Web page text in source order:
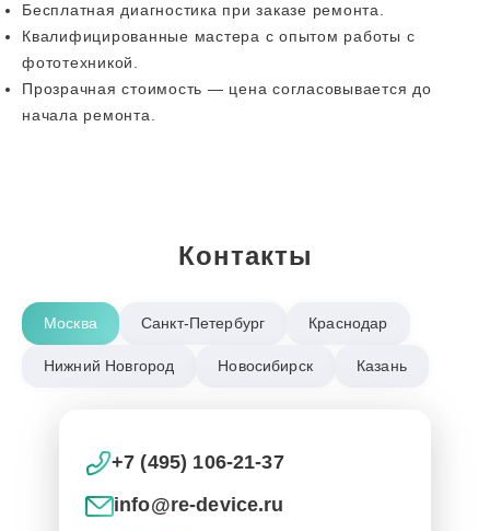
Бесплатная диагностика при заказе ремонта.
Квалифицированные мастера с опытом работы с
фототехникой.
Прозрачная стоимость — цена согласовывается до
начала ремонта.
Контакты
Москва Санкт-Петербург Краснодар
Нижний Новгород Новосибирск Казань
+7 (495) 106-21-37
info@re-device.ru